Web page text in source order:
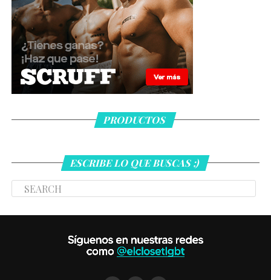
PRODUCTOS
ESCRIBE LO QUE BUSCAS ;)